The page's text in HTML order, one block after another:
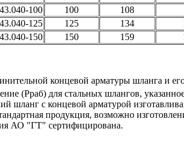
100
100 108
125
125 134
150
150 159
концевой арматуры шланга и
(Рраб) для стальных шлангов,
шланг с концевой арматурой
продукция, возможно
АО "ГТ" сертифицирована.